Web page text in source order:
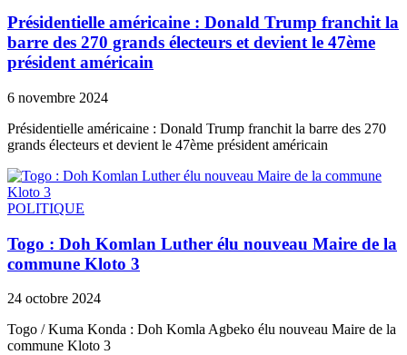
Présidentielle américaine : Donald Trump franchit la
barre des 270 grands électeurs et devient le 47ème
président américain
6 novembre 2024
Présidentielle américaine : Donald Trump franchit la barre des 270
grands électeurs et devient le 47ème président américain
POLITIQUE
Togo : Doh Komlan Luther élu nouveau Maire de la
commune Kloto 3
24 octobre 2024
Togo / Kuma Konda : Doh Komla Agbeko élu nouveau Maire de la
commune Kloto 3